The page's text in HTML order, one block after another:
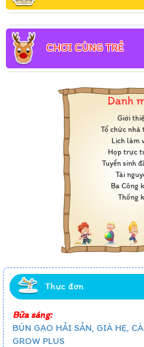
CHƠI CÙNG TRẺ
Danh
Giới
Tổ chức nhà
Lịch làm
Họp trực
Tuyển sinh
Tài
Ba Công
Thống
Thực đơn
Bữa sáng:
BÚN GẠO HẢI SẢN, GIÁ HẸ,
GROW PLUS